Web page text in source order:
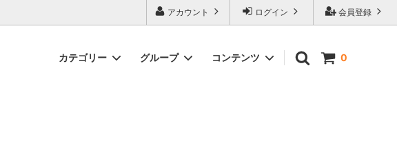
会員登録
ログイン
アカウント
0
カテゴリー グループ コンテンツ